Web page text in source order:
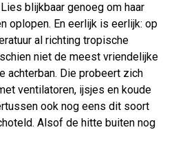
blijkbaar genoeg om haar
oplopen. En eerlijk is eerlijk: op
al richting tropische
niet de meest vriendelijke
achterban. Die probeert zich
ventilatoren, ijsjes en koude
ook nog eens dit soort
Alsof de hitte buiten nog